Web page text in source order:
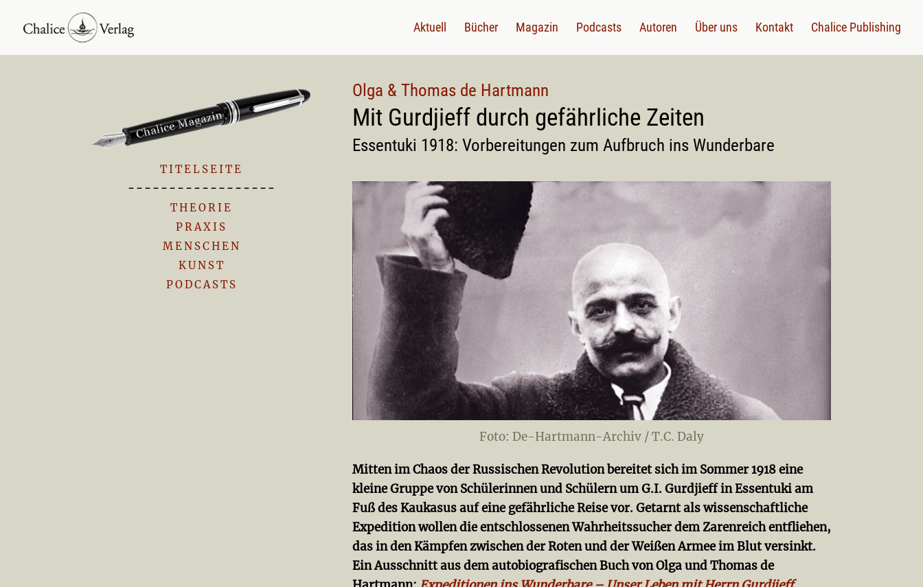
Aktuell Bücher Magazin Podcasts Autoren Über uns Kontakt Chalice Publishing
TITELSEITE
------------------
THEORIE
PRAXIS
MENSCHEN
KUNST
PODCASTS
Olga & Thomas de Hartmann
Mit Gurdjieff durch gefährliche Zeiten
Essentuki 1918: Vorbereitungen zum Aufbruch ins Wunderbare
Foto: De-Hartmann-Archiv / T.C. Daly
Mitten im Chaos der Russischen Revolution bereitet sich im Sommer 1918 eine
kleine Gruppe von Schülerinnen und Schülern um G.I. Gurdjieff in Essentuki am
Fuß des Kaukasus auf eine gefährliche Reise vor. Getarnt als wissenschaftliche
Expedition wollen die entschlossenen Wahrheitssucher dem Zarenreich entfliehen,
das in den Kämpfen zwischen der Roten und der Weißen Armee im Blut versinkt.
Ein Ausschnitt aus dem autobiografischen Buch von Olga und Thomas de